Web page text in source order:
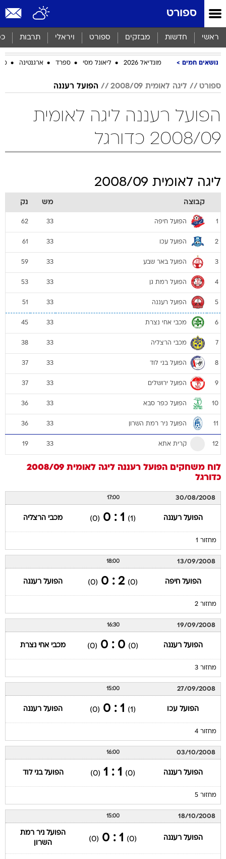
ספורט
ראשי חדשות מבזקים ספורט ויראלי תרבות
נושאים חמים מונדיאל 2026 ליאונל מסי ספרד ארגנטינה
ספורט ליגה לאומית 2008/09 הפועל רעננה
הפועל רעננה ליגה לאומית
2008/09 כדורגל
ליגה לאומית 2008/09
קבוצה מש נק
1 הפועל חיפה 33
62
2 הפועל עכו 33
61
3 הפועל באר שבע 33
59
4 הפועל רמת גן 33
53
5 הפועל רעננה 33
51
6 מכבי אחי נצרת 33
45
7 מכבי הרצליה 33
38
8 הפועל בני לוד 33
37
9 הפועל ירושלים 33
37
10 הפועל כפר סבא 33
36
11 הפועל ניר רמת השרון 33
36
12 קרית אתא 33
19
לוח משחקים הפועל רעננה ליגה לאומית 2008/09
כדורגל
30/08/2008
17:00
הפועל רעננה (1)
1 : 0
(0) מכבי הרצליה
מחזור 1
13/09/2008
18:00
הפועל חיפה (0)
2 : 0
(0) הפועל רעננה
מחזור 2
19/09/2008
16:30
הפועל רעננה (0)
0 : 0
(0) מכבי אחי נצרת
מחזור 3
27/09/2008
15:00
הפועל עכו (1)
1 : 0
(0) הפועל רעננה
מחזור 4
03/10/2008
16:00
הפועל רעננה (0)
1 : 1
(0) הפועל בני לוד
מחזור 5
18/10/2008
15:00
הפועל רעננה (0)
1 : 0
(0)
הפועל ניר רמת
השרון